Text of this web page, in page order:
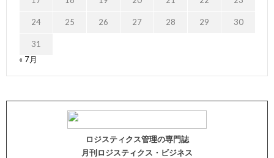
24 25 26 27 28 29 30
31
« 7月
ロジスティクス管理の専門誌
月刊ロジスティクス・ビジネス